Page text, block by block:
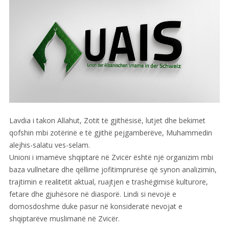
Lavdia i takon Allahut, Zotit të gjithësisë, lutjet dhe bekimet
qofshin mbi zotërinë e të gjithë pejgamberëve, Muhammedin
alejhis-salatu ves-selam.
Unioni i imamëve shqiptarë në Zvicër është një organizim mbi
baza vullnetare dhe qëllime jofitimprurëse që synon analizimin,
trajtimin e realitetit aktual, ruajtjen e trashëgimisë kulturore,
fetare dhe gjuhësore në diasporë. Lindi si nevojë e
domosdoshme duke pasur në konsideratë nevojat e
shqiptarëve muslimanë në Zvicër.